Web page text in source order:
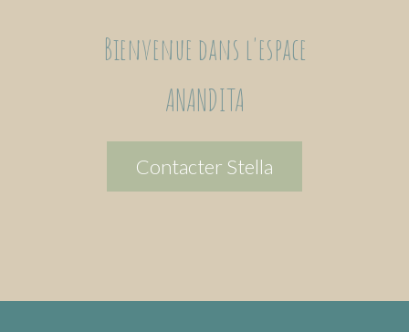
Bienvenue dans l'espace
ANANDITA
Contacter Stella